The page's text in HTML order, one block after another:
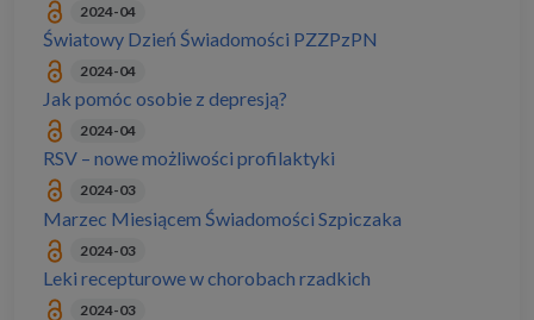
2024-04
Światowy Dzień Świadomości PZZPzPN
2024-04
Jak pomóc osobie z depresją?
2024-04
RSV – nowe możliwości profilaktyki
2024-03
Marzec Miesiącem Świadomości Szpiczaka
2024-03
Leki recepturowe w chorobach rzadkich
2024-03